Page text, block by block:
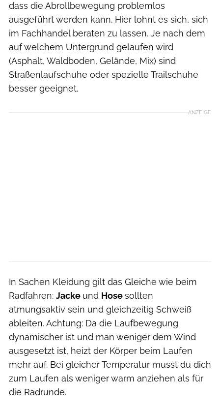
dass die Abrollbewegung problemlos
ausgeführt werden kann. Hier lohnt es sich, sich
im Fachhandel beraten zu lassen. Je nach dem
auf welchem Untergrund gelaufen wird
(Asphalt, Waldboden, Gelände, Mix) sind
Straßenlaufschuhe oder spezielle Trailschuhe
besser geeignet.
ANZEIGE
In Sachen Kleidung gilt das Gleiche wie beim
Radfahren: Jacke und Hosesollten
atmungsaktiv sein und gleichzeitig Schweiß
ableiten. Achtung: Da die Laufbewegung
dynamischer ist und man weniger dem Wind
ausgesetzt ist, heizt der Körper beim Laufen
mehr auf. Bei gleicher Temperatur musst du dich
zum Laufen als weniger warm anziehen als für
die Radrunde.